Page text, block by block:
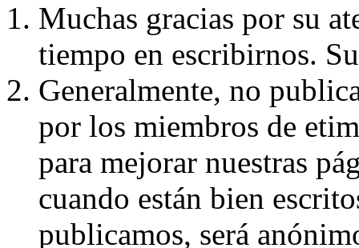
Muchas gracias por su
tiempo en escribirnos.
Generalmente, no
por los miembros de
para mejorar nuestras
cuando están bien
publicamos, será